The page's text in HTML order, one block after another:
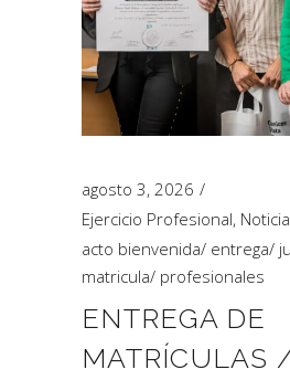
agosto 3, 2026
Ejercicio Profesional,
acto bienvenida/ entrega/
matricula/ profesionales
ENTREGA DE
MATRÍCULAS